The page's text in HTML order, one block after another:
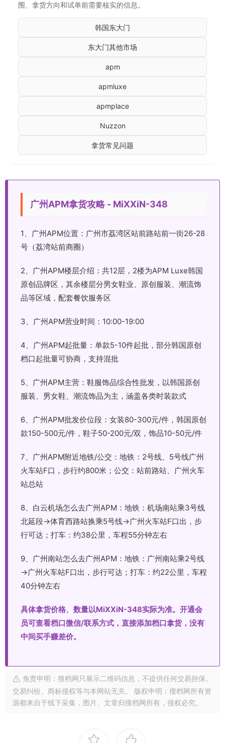
围、拿货方向和试单前需要核实的信息。
韩国东大门
东大门其他市场
apm
apmluxe
apmplace
Nuzzon
拿货常见问题
广州APM拿货攻略 - MiXXiN-348
1、广州APM位置：广州市荔湾区站前路站前一街26-28
号（荔湾站前商圈）
2、广州APM楼层介绍：共12层，2楼为APM Luxe韩国
原创品牌区，其余楼层分男女鞋业、原创服装、潮流饰
品等区域，配套餐饮服务区
3、广州APM营业时间：10:00-19:00
4、广州APM起批量：单款5-10件起批，部分韩国原创
档口起批量可协商，支持混批
5、广州APM主营：鞋服饰品综合性批发，以韩国原创
服装、男女鞋、潮流饰品为主，涵盖各类时装款式
6、广州APM批发价位段：女装80-300元/件，韩国原创
款150-500元/件，鞋子50-200元/双，饰品10-50元/件
7、广州APM附近地铁/公交：地铁：2号线、5号线广州
火车站F口，步行约800米；公交：站前路站、广州火车
站总站
8、白云机场怎么去广州APM：地铁：机场南站乘3号线
北延段→体育西路站换乘5号线→广州火车站F口出，步
行可达；打车：约38公里，车程55分钟左右
9、广州南站怎么去广州APM：地铁：广州南站乘2号线
→广州火车站F口出，步行可达；打车：约22公里，车程
40分钟左右
具体拿货价格、数量以MiXXiN-348实际为准。开通会
员可查看档口微信/联系方式，直接添加档口拿货，没有
中间买手赚差价。
免责申明：搜档网只展示二维码信息，不提供任何交易担保。
交易纠纷、商标侵权等与本网站无关。 版权申明：搜档网所有资
源都来自于线下采集，图片、文章归搜档网所有，侵权必究。